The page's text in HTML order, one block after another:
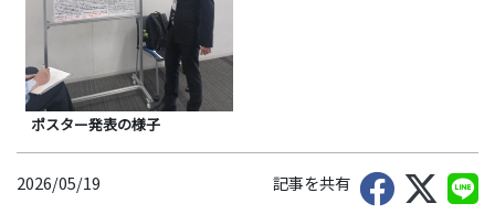
ポスター発表の様子
2026/05/19 記事を共有